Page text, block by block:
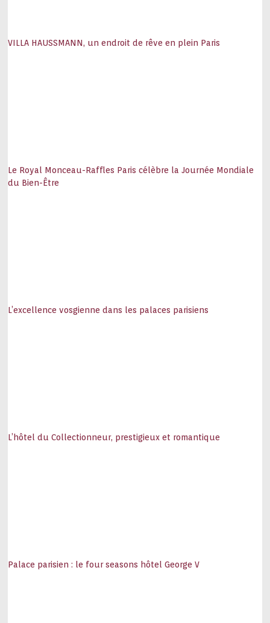
VILLA HAUSSMANN, un endroit de rêve en plein Paris
Le Royal Monceau-Raffles Paris célèbre la Journée Mondiale
du Bien-Être
L’excellence vosgienne dans les palaces parisiens
L’hôtel du Collectionneur, prestigieux et romantique
Palace parisien : le four seasons hôtel George V